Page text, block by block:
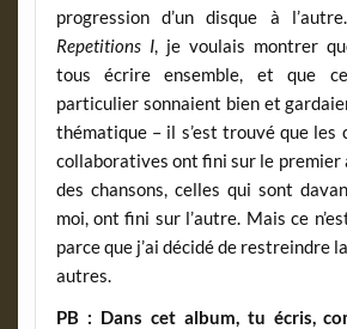
progression d’un disque à
Repetitions I, je voulais montrer
tous écrire ensemble, et que
particulier sonnaient bien et
thématique – il s’est trouvé que les
collaboratives ont fini sur le premier
des chansons, celles qui sont
moi, ont fini sur l’autre. Mais ce
parce que j’ai décidé de restreindre
autres.
PB : Dans cet album, tu écris,